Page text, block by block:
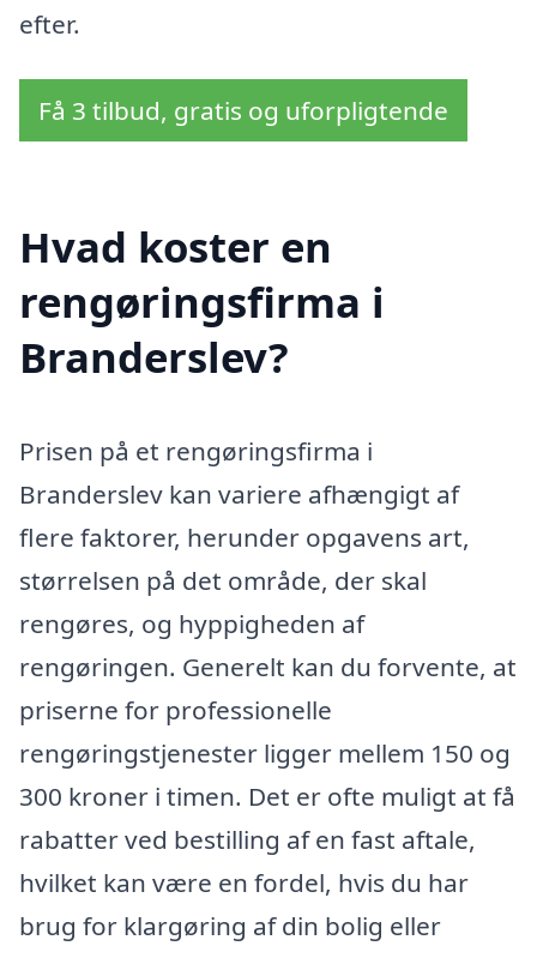
efter.
Få 3 tilbud, gratis og uforpligtende
Hvad koster en
rengøringsfirma i
Branderslev?
Prisen på et rengøringsfirma i
Branderslev kan variere afhængigt af
flere faktorer, herunder opgavens art,
størrelsen på det område, der skal
rengøres, og hyppigheden af
rengøringen. Generelt kan du forvente, at
priserne for professionelle
rengøringstjenester ligger mellem 150 og
300 kroner i timen. Det er ofte muligt at få
rabatter ved bestilling af en fast aftale,
hvilket kan være en fordel, hvis du har
brug for klargøring af din bolig eller